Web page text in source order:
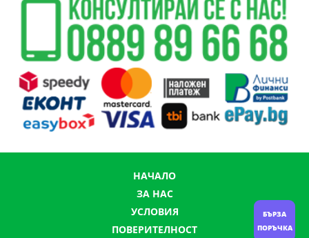
НАЧАЛО
ЗА НАС
УСЛОВИЯ
ПОВЕРИТЕЛНОСТ
БЪРЗА
ПОРЪЧКА